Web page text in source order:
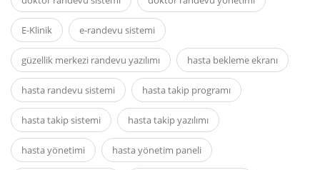
E-Klinik e-randevu sistemi
güzellik merkezi randevu yazılımı hasta bekleme ekranı
hasta randevu sistemi hasta takip programı
hasta takip sistemi hasta takip yazılımı
hasta yönetimi hasta yönetim paneli